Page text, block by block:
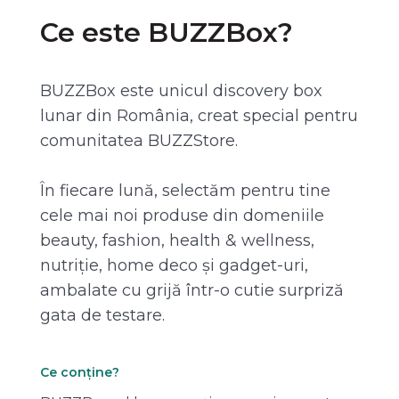
Ce este BUZZBox?
BUZZBox este unicul discovery box
lunar din România, creat special pentru
comunitatea BUZZStore.
În fiecare lună, selectăm pentru tine
cele mai noi produse din domeniile
beauty, fashion, health & wellness,
nutriție, home deco și gadget-uri,
ambalate cu grijă într-o cutie surpriză
gata de testare.
Ce conține?